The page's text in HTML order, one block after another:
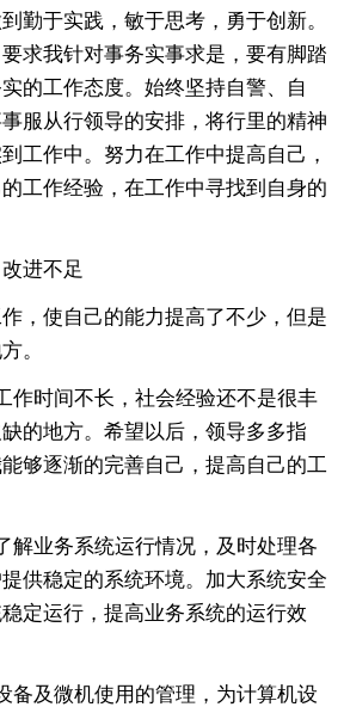
勤于实践，敏于思考，勇于创新。
求我针对事务实事求是，要有脚踏
的工作态度。始终坚持自警、自
服从行领导的安排，将行里的精神
工作中。努力在工作中提高自己，
工作经验，在工作中寻找到自身的
进不足
，使自己的能力提高了不少，但是
。
作时间不长，社会经验还不是很丰
的地方。希望以后，领导多多指
够逐渐的完善自己，提高自己的工
解业务系统运行情况，及时处理各
供稳定的系统环境。加大系统安全
定运行，提高业务系统的运行效
备及微机使用的管理，为计算机设